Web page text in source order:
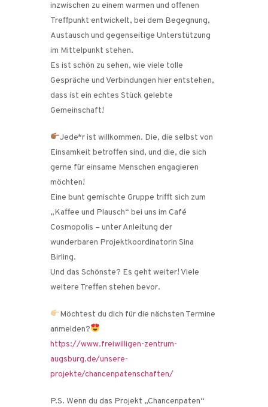
inzwischen zu einem warmen und offenen
Treffpunkt entwickelt, bei dem Begegnung,
Austausch und gegenseitige Unterstützung
im Mittelpunkt stehen.
Es ist schön zu sehen, wie viele tolle
Gespräche und Verbindungen hier entstehen,
dass ist ein echtes Stück gelebte
Gemeinschaft!
Jede*r ist willkommen. Die, die selbst von
Einsamkeit betroffen sind, und die, die sich
gerne für einsame Menschen engagieren
möchten!
Eine bunt gemischte Gruppe trifft sich zum
„Kaffee und Plausch“ bei uns im Café
Cosmopolis – unter Anleitung der
wunderbaren Projektkoordinatorin Sina
Birling.
Und das Schönste? Es geht weiter! Viele
weitere Treffen stehen bevor.
Möchtest du dich für die nächsten Termine
anmelden?
https://www.freiwilligen-zentrum-
augsburg.de/unsere-
projekte/chancenpatenschaften/
P.S. Wenn du das Projekt „Chancenpaten“